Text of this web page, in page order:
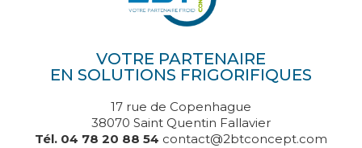
VOTRE PARTENAIRE
EN SOLUTIONS FRIGORIFIQUES
17 rue de Copenhague
38070 Saint Quentin Fallavier
Tél. 04 78 20 88 54 contact@2btconcept.com